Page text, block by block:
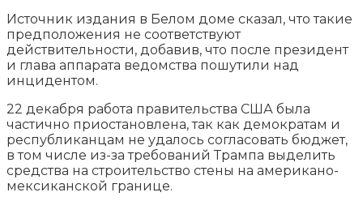
Источник издания в Белом доме сказал, что такие
предположения не соответствуют
действительности, добавив, что после президент
и глава аппарата ведомства пошутили над
инцидентом.
22 декабря работа правительства США была
частично приостановлена, так как демократам и
республиканцам не удалось согласовать бюджет,
в том числе из-за требований Трампа выделить
средства на строительство стены на американо-
мексиканской границе.